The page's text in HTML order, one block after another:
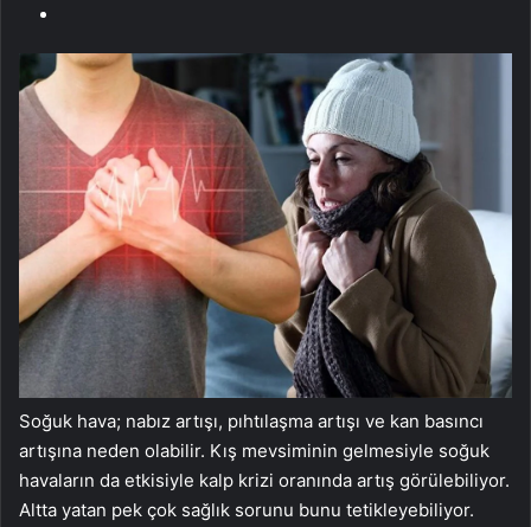
Soğuk hava; nabız artışı, pıhtılaşma artışı ve kan basıncı
artışına neden olabilir. Kış mevsiminin gelmesiyle soğuk
havaların da etkisiyle kalp krizi oranında artış görülebiliyor.
Altta yatan pek çok sağlık sorunu bunu tetikleyebiliyor.